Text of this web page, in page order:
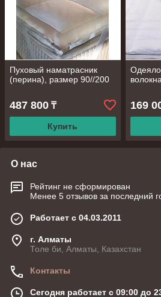
Пуховый наматрасник
(перина), размер 90//200
487 800 ₸
Купить
169
О нас
Рейтинг не сформирован
Менее 5 отзывов за последний
Работает с 04.03.2011
г. Алматы
Толе би, Алматы, Казахстан
Контакты
Сегодня работает с 09:00 до